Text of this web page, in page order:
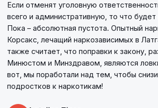
Если отменят уголовную
всего и административную, то что
Пока – абсолютная пустота. Опытный
Корсакс, лечащий наркозависимых в
также считает, что поправки к закону,
Минюстом и Минздравом, являются
вот, мы поработали над тем, чтобы
подростков к наркотикам!